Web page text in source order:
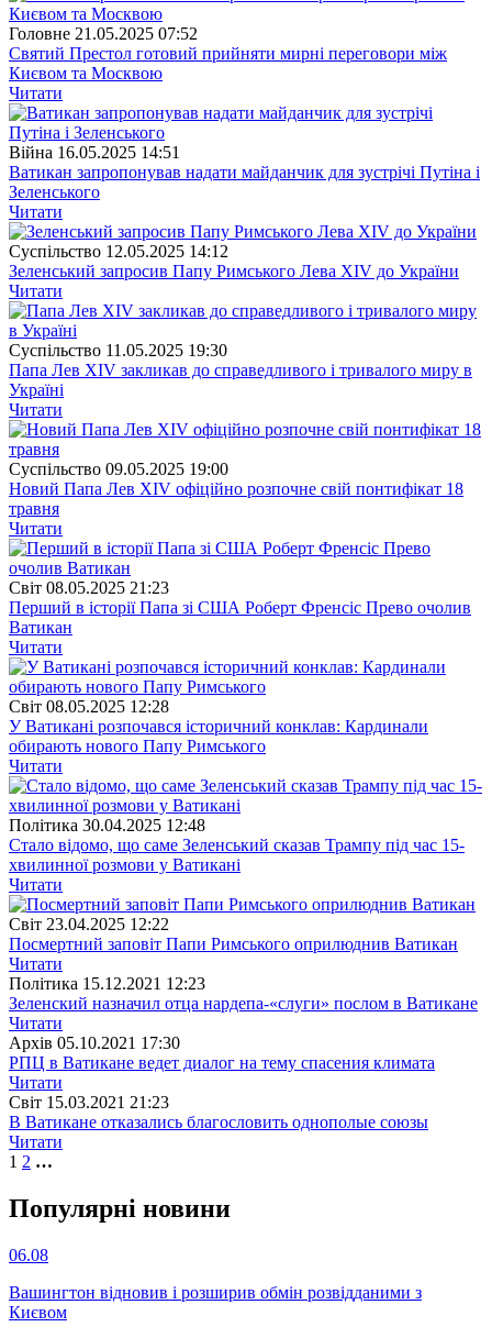
Головне 21.05.2025 07:52
Святий Престол готовий прийняти мирні переговори між
Києвом та Москвою
Читати
Війна 16.05.2025 14:51
Ватикан запропонував надати майданчик для зустрічі Путіна і
Зеленського
Читати
Суспiльство 12.05.2025 14:12
Зеленський запросив Папу Римського Лева XIV до України
Читати
Суспiльство 11.05.2025 19:30
Папа Лев XIV закликав до справедливого і тривалого миру в
Україні
Читати
Суспiльство 09.05.2025 19:00
Новий Папа Лев XIV офіційно розпочне свій понтифікат 18
травня
Читати
Свiт 08.05.2025 21:23
Перший в історії Папа зі США Роберт Френсіс Прево очолив
Ватикан
Читати
Свiт 08.05.2025 12:28
У Ватикані розпочався історичний конклав: Кардинали
обирають нового Папу Римського
Читати
Полiтика 30.04.2025 12:48
Стало відомо, що саме Зеленський сказав Трампу під час 15-
хвилинної розмови у Ватикані
Читати
Свiт 23.04.2025 12:22
Посмертний заповіт Папи Римського оприлюднив Ватикан
Читати
Полiтика 15.12.2021 12:23
Зеленский назначил отца нардепа-«слуги» послом в Ватикане
Читати
Архiв 05.10.2021 17:30
РПЦ в Ватикане ведет диалог на тему спасения климата
Читати
Свiт 15.03.2021 21:23
В Ватикане отказались благословить однополые союзы
Читати
1 2 …
Популярнi новини
06.08
Вашингтон відновив і розширив обмін розвідданими з
Києвом